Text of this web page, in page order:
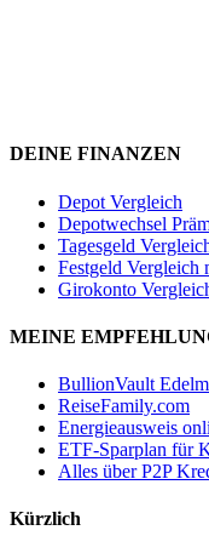
DEINE FINANZEN
Depot Vergleich
Depotwechsel
Tagesgeld
Festgeld Vergleich
Girokonto
MEINE
BullionVault
ReiseFamily.com
Energieausweis
ETF-Sparplan für
Alles über P2P
Kürzlich